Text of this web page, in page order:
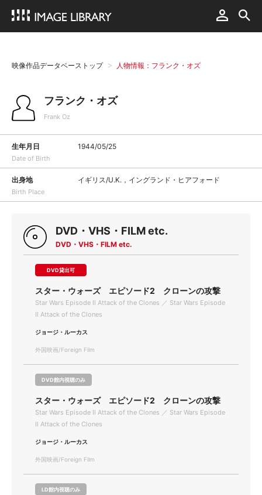
映像作品データベーストップ 人物情報：フランク・オズ
フランク・オズ
Frank Oz
生年月日
Date of Birth
1944/05/25
出身地
Birth Place
イギリス/U.K.，イングランド・ヒアフォード
DVD・VHS・FILM etc.
DVD・VHS・FILM etc.
DVD貸出可
スター・ウォーズ エピソード2 クローンの攻撃
Star Wars Episode Ⅱ Attack of the Clones ／ Star Wars Episode
Ⅱ Attack of the Clones
ジョージ・ルーカス
外国映画/Foreign Film
DVD館内視聴のみ
スター・ウォーズ エピソード2 クローンの攻撃
Star Wars Episode Ⅱ Attack of the Clones ／ Star Wars Episode
Ⅱ Attack of the Clones
ジョージ・ルーカス
外国映画/Foreign Film
LD館内視聴のみ